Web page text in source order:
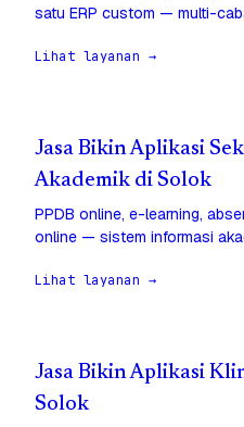
satu ERP custom — multi-
Lihat layanan →
Jasa Bikin Aplikasi
Akademik di Solok
PPDB online, e-learning,
online — sistem informasi
Lihat layanan →
Jasa Bikin Aplikasi
Solok